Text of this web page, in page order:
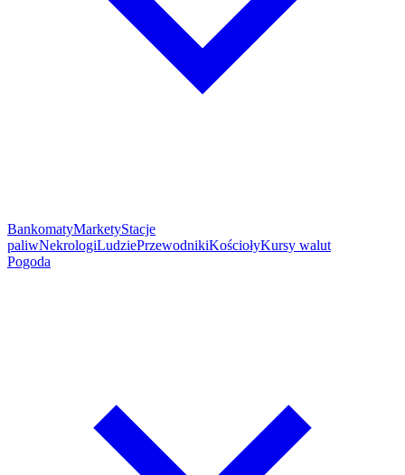
BankomatyMarketyStacje
paliwNekrologiLudziePrzewodnikiKościołyKursy walut
Pogoda